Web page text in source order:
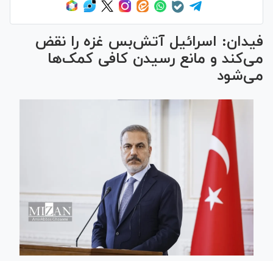
فیدان: اسرائیل آتش‌بس غزه را نقض
می‌کند و مانع رسیدن کافی کمک‌ها
می‌شود